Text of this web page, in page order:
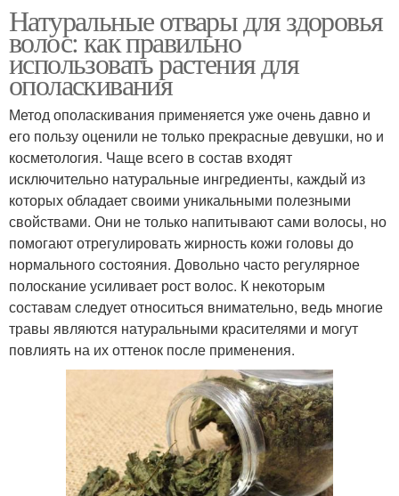
Натуральные отвары для здоровья
волос: как правильно
использовать растения для
ополаскивания
Метод ополаскивания применяется уже очень давно и
его пользу оценили не только прекрасные девушки, но и
косметология. Чаще всего в состав входят
исключительно натуральные ингредиенты, каждый из
которых обладает своими уникальными полезными
свойствами. Они не только напитывают сами волосы, но
помогают отрегулировать жирность кожи головы до
нормального состояния. Довольно часто регулярное
полоскание усиливает рост волос. К некоторым
составам следует относиться внимательно, ведь многие
травы являются натуральными красителями и могут
повлиять на их оттенок после применения.